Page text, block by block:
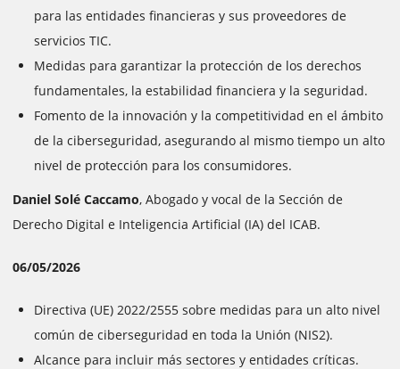
para las entidades financieras y sus proveedores de
servicios TIC.
Medidas para garantizar la protección de los derechos
fundamentales, la estabilidad financiera y la seguridad.
Fomento de la innovación y la competitividad en el ámbito
de la ciberseguridad, asegurando al mismo tiempo un alto
nivel de protección para los consumidores.
Daniel Solé Caccamo, Abogado y vocal de la Sección de
Derecho Digital e Inteligencia Artificial (IA) del ICAB.
06/05/2026
Directiva (UE) 2022/2555 sobre medidas para un alto nivel
común de ciberseguridad en toda la Unión (NIS2).
Alcance para incluir más sectores y entidades críticas.